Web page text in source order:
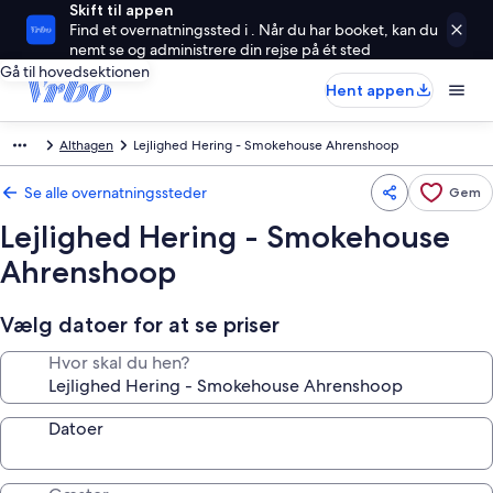
Skift til appen
Find et overnatningssted i . Når du har booket, kan du
nemt se og administrere din rejse på ét sted
Gå til hovedsektionen
Hent appen
Althagen Lejlighed Hering - Smokehouse Ahrenshoop
Se alle overnatningssteder Gem
Lejlighed Hering - Smokehouse
Ahrenshoop
Vælg datoer for at se priser
Hvor skal du hen?
Datoer